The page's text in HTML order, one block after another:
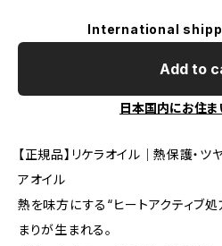
International
Add to
日本国内にお住
【正規品】リケラオイル｜熱保護・
アオイル
熱を味方にする“ヒートアクティブ
まりが生まれる。